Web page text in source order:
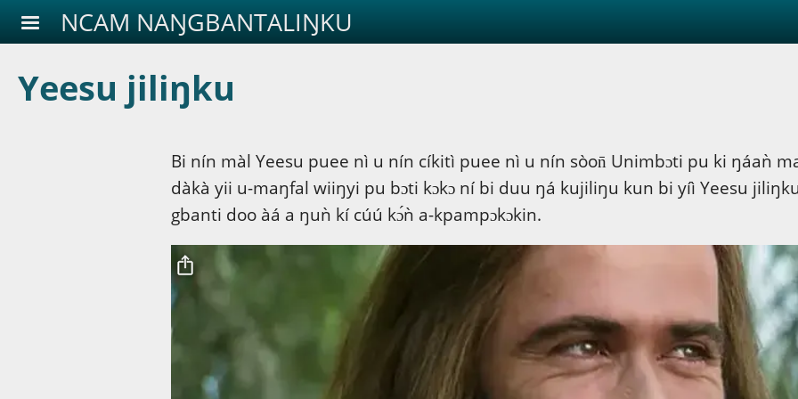
Aller au contenu principal
NCAM NAŊGBANTALIŊKU
Yeesu jiliŋku
Bi nín màl Yeesu puee nì u nín cíkitì puee nì u nín sòon̄ Unimbɔti pu ki ŋáaǹ
dàkà yii u-maŋfal wiiŋyi pu bɔti kɔkɔ ní bi duu ŋá kujiliŋu kun bi yíì Yeesu
gbanti doo àá a ŋuǹ kí cúú kɔ́ǹ a-kpampɔkɔkin.